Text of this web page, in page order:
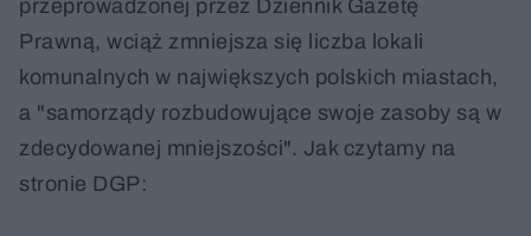
przeprowadzonej przez Dziennik Gazetę
Prawną, wciąż zmniejsza się liczba lokali
komunalnych w największych polskich miastach,
a "samorządy rozbudowujące swoje zasoby są w
zdecydowanej mniejszości". Jak czytamy na
stronie DGP: